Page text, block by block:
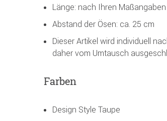
Länge: nach Ihren Maßangaben
Abstand der Ösen: ca. 25 cm
Dieser Artikel wird individuell
daher vom Umtausch
Farben
Design Style Taupe